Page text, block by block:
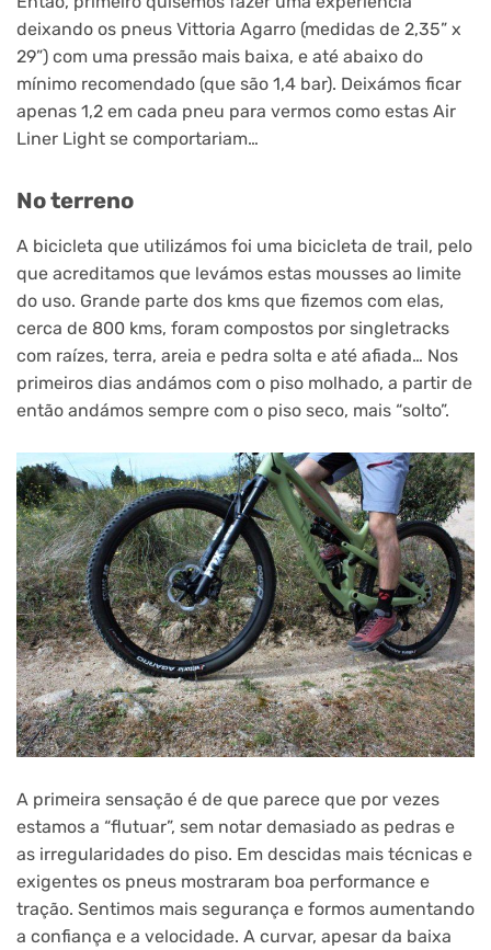
deixando os pneus Vittoria Agarro (medidas de 2,35” x
29”) com uma pressão mais baixa, e até abaixo do
mínimo recomendado (que são 1,4 bar). Deixámos ficar
apenas 1,2 em cada pneu para vermos como estas Air
Liner Light se comportariam…
No terreno
A bicicleta que utilizámos foi uma bicicleta de trail, pelo
que acreditamos que levámos estas mousses ao limite
do uso. Grande parte dos kms que fizemos com elas,
cerca de 800 kms, foram compostos por singletracks
com raízes, terra, areia e pedra solta e até afiada… Nos
primeiros dias andámos com o piso molhado, a partir de
então andámos sempre com o piso seco, mais “solto”.
A primeira sensação é de que parece que por vezes
estamos a “flutuar”, sem notar demasiado as pedras e
as irregularidades do piso. Em descidas mais técnicas e
exigentes os pneus mostraram boa performance e
tração. Sentimos mais segurança e formos aumentando
a confiança e a velocidade. A curvar, apesar da baixa